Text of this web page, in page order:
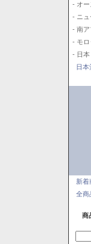
- オー
- ニュ
- 南ア
- モロ
- 日本
日本
新着
全商
商